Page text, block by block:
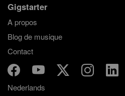
Gigstarter
A propos
Blog de musique
Contact
Nederlands